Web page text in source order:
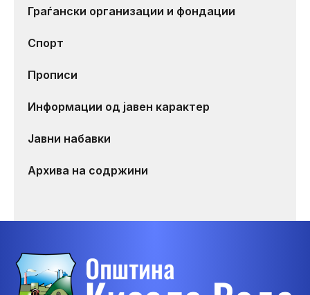
Граѓански организации и фондации
Спорт
Прописи
Информации од јавен карактер
Јавни набавки
Архива на содржини